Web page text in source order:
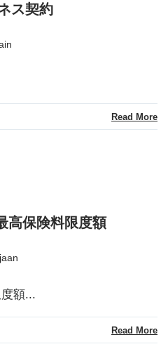
ス契約
Read More
高保険料限度額
額...
Read More